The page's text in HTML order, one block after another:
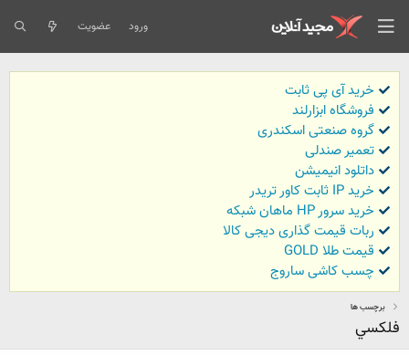
ورود عضویت
خرید آی پی ثابت
فروشگاه ابزارلند
گروه صنعتی اسکندری
تعمیر صندلی
داتلود انیمیشن
خرید IP ثابت کاور تریدر
خرید سرور HP ماهان شبکه
ربات قیمت گذاری دیجی کالا
قیمت طلا GOLD
چسب کاشی ساروج
برچسب ها
فلكسي